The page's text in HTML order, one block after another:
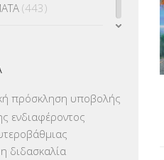
(443)
(2.824)
πρόσκληση υποβολής
ενδιαφέροντος
διδασκαλία